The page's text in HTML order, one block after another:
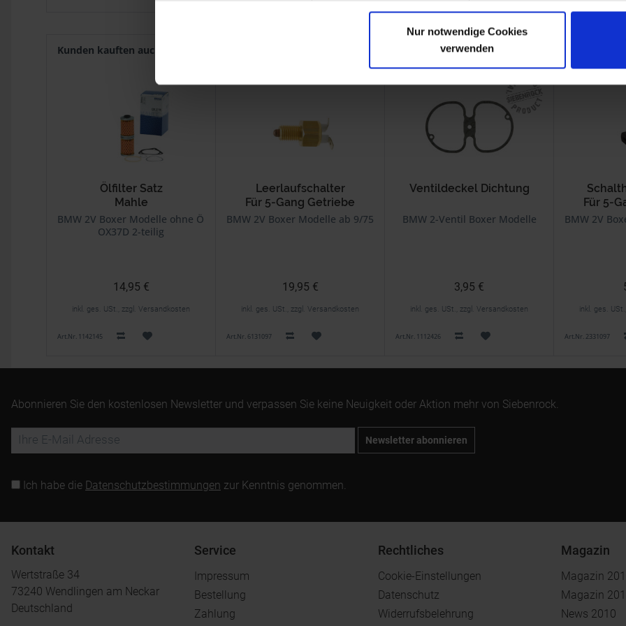
Nur notwendige Cookies
verwenden
Kunden kauften auch
Ölfilter Satz
Mahle
BMW 2V Boxer Modelle ohne Ölkühler
OX37D 2-teilig
14,95 €
inkl. ges. USt., zzgl. Versandkosten
Art.Nr. 1142145
Leerlaufschalter
Für 5-Gang Getriebe
BMW 2V Boxer Modelle ab 9/75
19,95 €
inkl. ges. USt., zzgl. Versandkosten
Art.Nr. 6131097
Ventildeckel Dichtung
BMW 2-Ventil Boxer Modelle
3,95 €
inkl. ges. USt., zzgl. Versandkosten
Art.Nr. 1112426
Für 5-
BMW 2V
inkl. ges.
Art.Nr. 2331097
Abonnieren Sie den kostenlosen Newsletter und verpassen Sie keine Neuigkeit oder Aktion mehr von Siebenrock.
Newsletter abonnieren
Ich habe die Datenschutzbestimmungen zur Kenntnis genommen.
Kontakt
Wertstraße 34
73240 Wendlingen am Neckar
Deutschland
Service
Impressum
Bestellung
Zahlung
Rechtliches
Cookie-Einstellungen
Datenschutz
Widerrufsbelehrung
Magazin
Magazin
Magazin
News 2010